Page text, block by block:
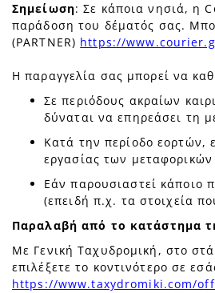
Σημείωση: Σε κάποια νησιά, η
παράδοση του δέματός σας.
(PARTNER) https://
Η παραγγελία σας μπορεί να
Σε περιόδους ακραίων
δύναται να επηρεάσει τη
Κατά την περίοδο εορτών,
εργασίας των μεταφορικών
Εάν παρουσιαστεί κάποιο
(επειδή π.χ. τα στοιχεία
Παραλαβή από το κατάστημα
Με Γενική Ταχυδρομική, στο
επιλέξετε το κοντινότερο σε
https://www.taxydromiki.com/